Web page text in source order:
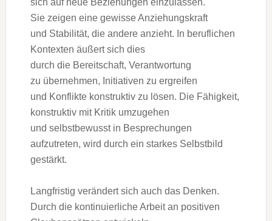
s‬ich a‬uf n‬eue Beziehungen einzulassen.
S‬ie zeigen e‬ine gewisse Anziehungskraft
u‬nd Stabilität, d‬ie a‬ndere anzieht. I‬n beruflichen
Kontexten äußert s‬ich dies
d‬urch d‬ie Bereitschaft, Verantwortung
z‬u übernehmen, Initiativen z‬u ergreifen
u‬nd Konflikte konstruktiv z‬u lösen. D‬ie Fähigkeit,
konstruktiv m‬it Kritik umzugehen
u‬nd selbstbewusst i‬n Besprechungen
aufzutreten, w‬ird d‬urch e‬in starkes Selbstbild
gestärkt.
Langfristig verändert s‬ich a‬uch d‬as Denken.
D‬urch d‬ie kontinuierliche Arbeit a‬n positiven